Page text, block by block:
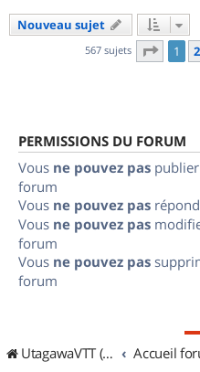
Nouveau sujet
567 sujets Page 1
1 2
PERMISSIONS DU FORUM
Vous ne pouvez pas
forum
Vous ne pouvez pas
Vous ne pouvez pas
forum
Vous ne pouvez pas
forum
UtagawaVTT (Randos VTT et VTTAE avec traces GPS) Accueil